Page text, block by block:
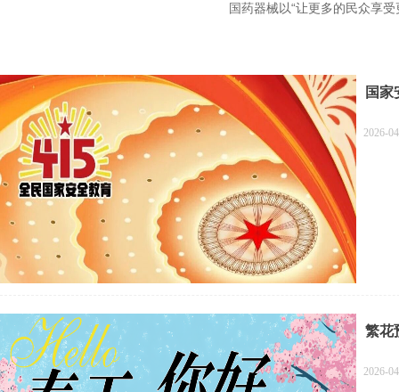
心
国药器械以“让更多的民众享
国家
2026-
繁花
2026-